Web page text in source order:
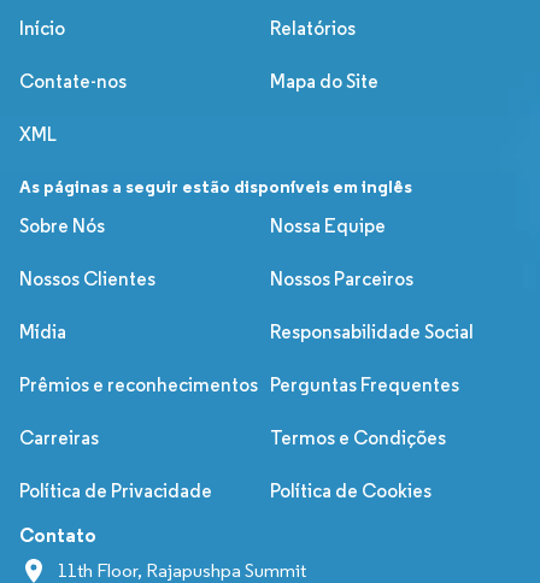
Início Relatórios
Contate-nos Mapa do Site
XML
As páginas a seguir estão disponíveis em inglês
Sobre Nós
Nossa Equipe
Nossos Clientes Nossos Parceiros
Mídia Responsabilidade Social
Prêmios e reconhecimentos Perguntas Frequentes
Carreiras Termos e Condições
Política de Privacidade Política de Cookies
Contato
11th Floor, Rajapushpa Summit